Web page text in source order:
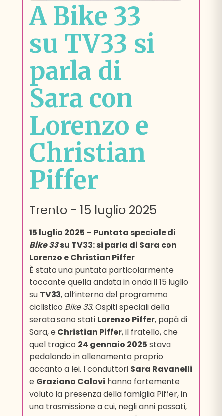
A Bike 33
su TV33 si
parla di
Sara con
Lorenzo e
Christian
Piffer
Trento -15 luglio 2025
15 luglio 2025 – Puntata speciale di
Bike 33su TV33: si parla di Sara con
Lorenzo e Christian Piffer
È stata una puntata particolarmente
toccante quella andata in onda il 15 luglio
su TV33, all’interno del programma
ciclistico Bike 33. Ospiti speciali della
serata sono stati Lorenzo Piffer, papà di
Sara, e Christian Piffer, il fratello, che
quel tragico 24 gennaio 2025 stava
pedalando in allenamento proprio
accanto a lei. I conduttori Sara Ravanelli
e Graziano Calovi hanno fortemente
voluto la presenza della famiglia Piffer, in
una trasmissione a cui, negli anni passati,